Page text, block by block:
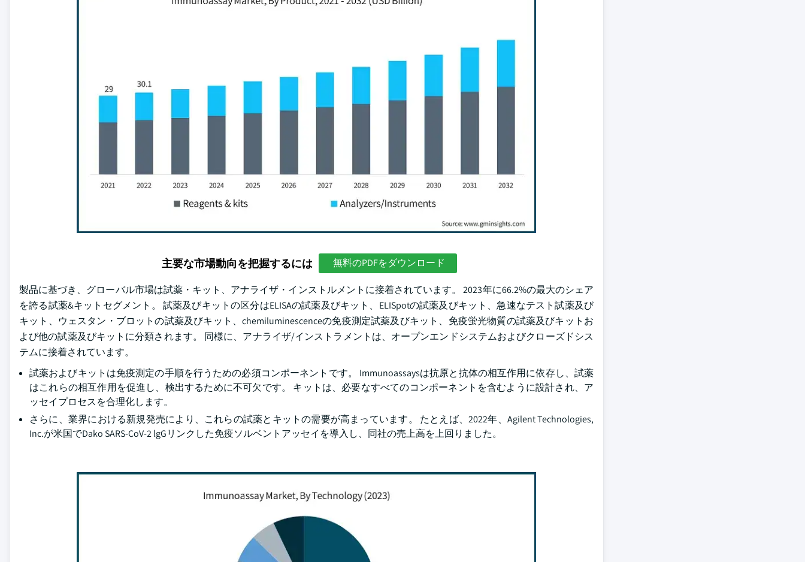
主要な市場動向を把握するには 無料のPDFをダウンロード
製品に基づき、グローバル市場は試薬・キット、アナライザ・インストルメントに接着されています。 2023年に66.2%の最大のシェア
を誇る試薬&キットセグメント。 試薬及びキットの区分はELISAの試薬及びキット、ELISpotの試薬及びキット、急速なテスト試薬及び
キット、ウェスタン・ブロットの試薬及びキット、chemiluminescenceの免疫測定試薬及びキット、免疫蛍光物質の試薬及びキットお
よび他の試薬及びキットに分類されます。 同様に、アナライザ/インストラメントは、オープンエンドシステムおよびクローズドシス
テムに接着されています。
試薬およびキットは免疫測定の手順を行うための必須コンポーネントです。 Immunoassaysは抗原と抗体の相互作用に依存し、試薬
はこれらの相互作用を促進し、検出するために不可欠です。 キットは、必要なすべてのコンポーネントを含むように設計され、ア
ッセイプロセスを合理化します。
さらに、業界における新規発売により、これらの試薬とキットの需要が高まっています。 たとえば、2022年、Agilent Technologies,
Inc.が米国でDako SARS-CoV-2 lgGリンクした免疫ソルベントアッセイを導入し、同社の売上高を上回りました。